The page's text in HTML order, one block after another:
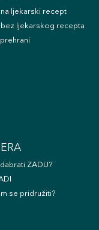
na ljekarski recept
bez ljekarskog recepta
ZADU?
se pridružiti?